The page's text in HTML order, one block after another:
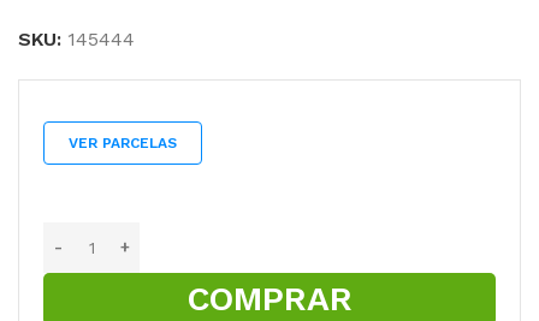
SKU: 145444
VER PARCELAS
COMPRAR